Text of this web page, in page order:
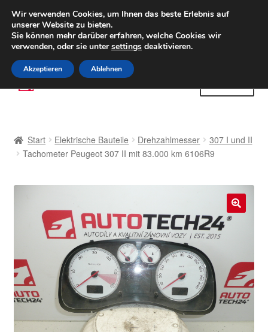
LIEFERUNG ab 6 EUR
Weltweiter Versand
(800) 500 564Mo-Fr 9-16 Uhr
Zur
Navigation
Zum
Inhalt
AGB
Beschwerdeordnung
Datenschutz-Bestimmungen
Impressum
Start Elektrische Bauteile Drehzahlmesser
307 I und II
Tachometer Peugeot 307 II mit 83.000 km 6106R9
🔍
Wir verwenden Cookies, um Ihnen das beste Erlebnis auf
unserer Website zu bieten.
Sie können mehr darüber erfahren, welche Cookies wir
verwenden, oder sie untersettings deaktivieren.
Akzeptieren Ablehnen